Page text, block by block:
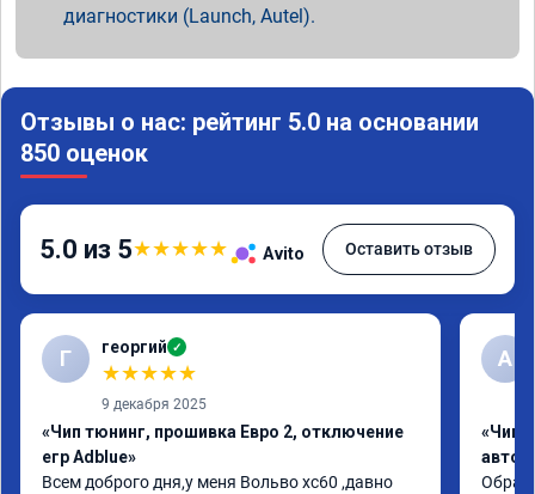
диагностики (Launch, Autel).
Отзывы о нас: рейтинг 5.0 на основании
850 оценок
5.0 из 5★★★★★ Avito Оставить отзыв
Г георгий ✓
★★★★★
9 декабря 2025
«Чип тюнинг, прошивка Евро 2, отключение
егр Adblue»
Всем доброго дня,у меня Вольво xc60 ,давно
А
«Чип